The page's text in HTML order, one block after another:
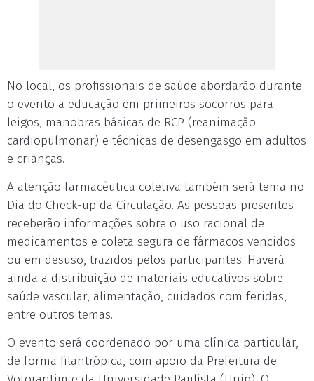
No local, os profissionais de saúde abordarão durante
o evento a educação em primeiros socorros para
leigos, manobras básicas de RCP (reanimação
cardiopulmonar) e técnicas de desengasgo em adultos
e crianças.
A atenção farmacêutica coletiva também será tema no
Dia do Check-up da Circulação. As pessoas presentes
receberão informações sobre o uso racional de
medicamentos e coleta segura de fármacos vencidos
ou em desuso, trazidos pelos participantes. Haverá
ainda a distribuição de materiais educativos sobre
saúde vascular, alimentação, cuidados com feridas,
entre outros temas.
O evento será coordenado por uma clínica particular,
de forma filantrópica, com apoio da Prefeitura de